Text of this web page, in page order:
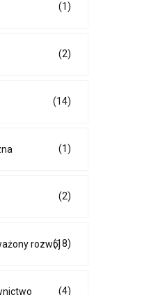
(1)
(2)
(14)
(1)
(2)
rozwój(18)
(4)